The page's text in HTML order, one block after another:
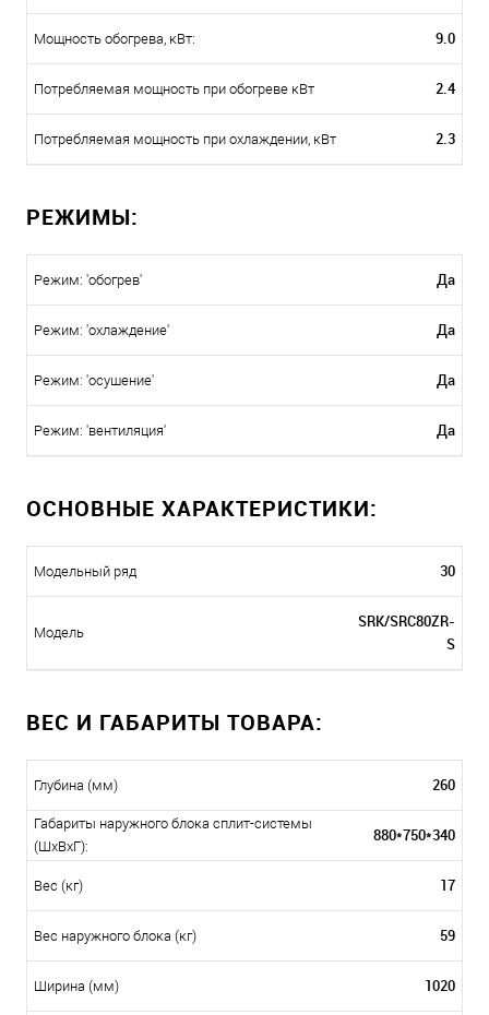
Мощность обогрева, кВт: 9.0
Потребляемая мощность при обогреве кВт 2.4
Потребляемая мощность при охлаждении, кВт 2.3
РЕЖИМЫ:
Режим: 'обогрев' Да
Режим: 'охлаждение' Да
Режим: 'осушение' Да
Режим: 'вентиляция' Да
ОСНОВНЫЕ ХАРАКТЕРИСТИКИ:
Модельный ряд 30
Модель
SRK/SRC80ZR-
S
ВЕС И ГАБАРИТЫ ТОВАРА:
Глубина (мм) 260
Габариты наружного блока сплит-системы
(ШxВxГ):
880*750*340
Вес (кг) 17
Вес наружного блока (кг) 59
Ширина (мм) 1020